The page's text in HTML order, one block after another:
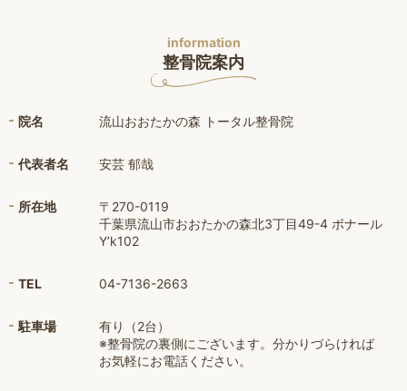
information
整骨院案内
院名 流山おおたかの森 トータル整骨院
代表者名 安芸 郁哉
所在地
〒270-0119
千葉県流山市おおたかの森北3丁目49-4 ボナール
Y’k102
TEL 04-7136-2663
駐車場
有り（2台）
※整骨院の裏側にございます。分かりづらければ
お気軽にお電話ください。